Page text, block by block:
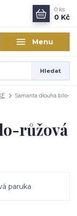
Menu
Hledat
0 ks
0 Kč
Samanta dlouhá bílo-
růžová